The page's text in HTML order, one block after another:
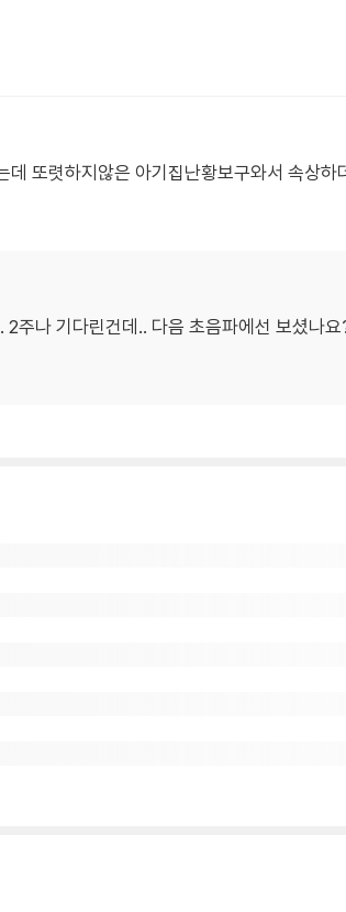
또렷하지않은 아기집난황보구와서 속상하
주나 기다린건데.. 다음 초음파에선 보셨나